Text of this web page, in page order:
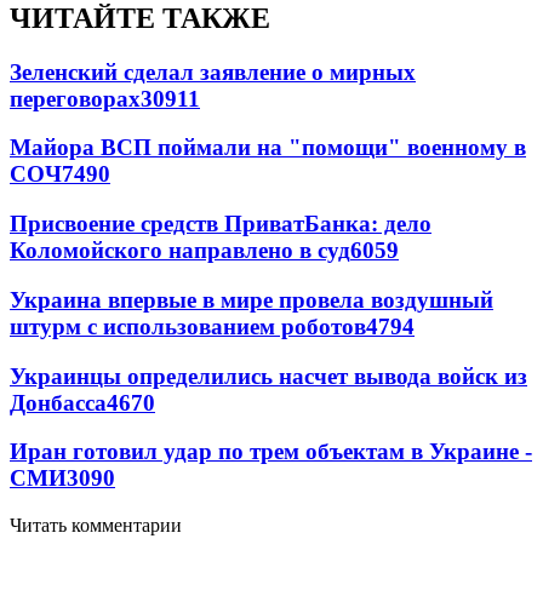
ЧИТАЙТЕ ТАКЖЕ
Зеленский сделал заявление о мирных
переговорах30911
Майора ВСП поймали на "помощи" военному в
СОЧ7490
Присвоение средств ПриватБанка: дело
Коломойского направлено в суд6059
Украина впервые в мире провела воздушный
штурм с использованием роботов4794
Украинцы определились насчет вывода войск из
Донбасса4670
Иран готовил удар по трем объектам в Украине -
СМИ3090
Читать комментарии